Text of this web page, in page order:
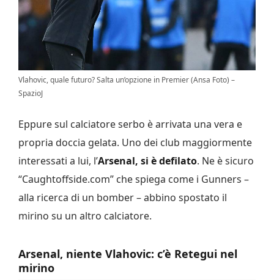
Vlahovic, quale futuro? Salta un’opzione in Premier (Ansa Foto) –
SpazioJ
Eppure sul calciatore serbo è arrivata una vera e
propria doccia gelata. Uno dei club maggiormente
interessati a lui, l’Arsenal, si è defilato. Ne è sicuro
“Caughtoffside.com” che spiega come i Gunners –
alla ricerca di un bomber – abbino spostato il
mirino su un altro calciatore.
Arsenal, niente Vlahovic: c’è Retegui nel
mirino